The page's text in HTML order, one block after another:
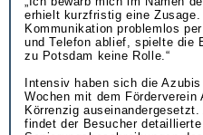
erhielt kurzfristig eine Zusage.
Kommunikation problemlos per
und Telefon ablief, spielte die
zu Potsdam keine Rolle.“
Intensiv haben sich die
Wochen mit dem Förderverein
Körrenzig
findet der Besucher detaillierte